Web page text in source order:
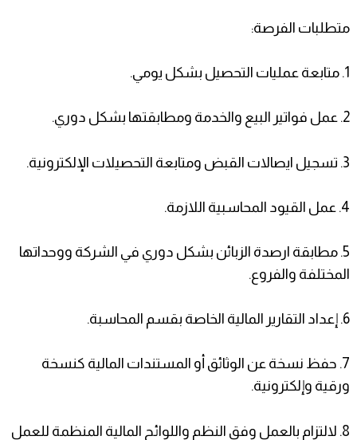
متطلبات الفرصة:
1. متابعة عمليات التحصيل بشكل يومي.
2. عمل فواتير البيع والخدمة ومطابقتها بشكل دوري.
3. تسجيل ايصالات القبض ومتابعة التحصيلات الإلكترونية.
4. عمل القيود المحاسبية اللازمة.
5. مطابقة ارصدة الزبائن بشكل دوري في الشركة ووحداتها
المختلفة والفروع.
6. إعداد التقارير المالية الخاصة بقسم المحاسبة.
7. حفظ نسخة عن الوثائق أو المستندات المالية كنسخة
ورقية وإلكترونية.
8. لالتزام بالعمل وفق النظم واللوائح المالية المنظمة للعمل